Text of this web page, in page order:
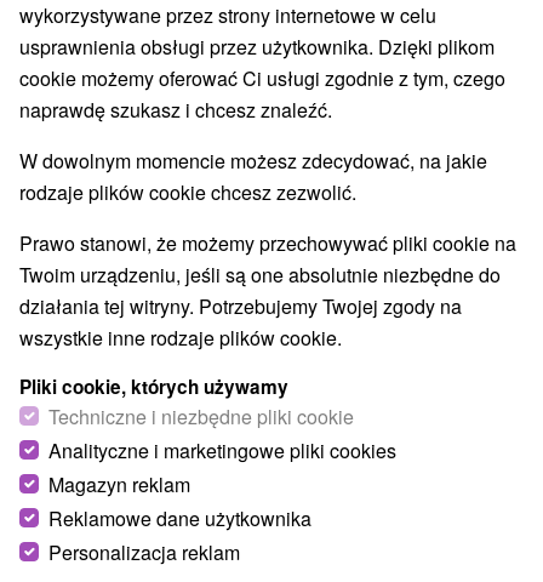
Przejdź do lokalizacji
9,2 doskonały·327 recenzji
wykorzystywane przez strony internetowe w celu
usprawnienia obsługi przez użytkownika. Dzięki plikom
cookie możemy oferować Ci usługi zgodnie z tym, czego
naprawdę szukasz i chcesz znaleźć.
W dowolnym momencie możesz zdecydować, na jakie
rodzaje plików cookie chcesz zezwolić.
Prawo stanowi, że możemy przechowywać pliki cookie na
Twoim urządzeniu, jeśli są one absolutnie niezbędne do
działania tej witryny. Potrzebujemy Twojej zgody na
wszystkie inne rodzaje plików cookie.
Pliki cookie, których używamy
Techniczne i niezbędne pliki cookie
Analityczne i marketingowe pliki cookies
Magazyn reklam
Reklamowe dane użytkownika
Personalizacja reklam